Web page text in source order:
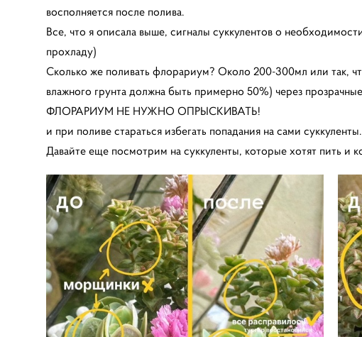
восполняется после полива.
Все, что я описала выше, сигналы суккулентов о
прохладу)
Сколько же поливать флорариум? Около 200-300мл или так,
влажного грунта должна быть примерно 50%) через
ФЛОРАРИУМ НЕ НУЖНО ОПРЫСКИВАТЬ!
и при поливе стараться избегать попадания на сами суккуленты.
Давайте еще посмотрим на суккуленты, которые хотят пить и